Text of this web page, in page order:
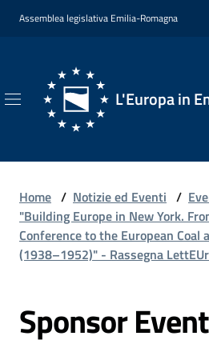
Vai al contenuto
Vai alla navigazione
Vai al footer
Assemblea legislativa Emilia-Romagna
L'Europa in
L'Europa
Romagna
Home / Notizie ed Eventi /
"Building Europe in New York.
Conference to the European Coal
(1938–1952)" - Rassegna
Sponsor